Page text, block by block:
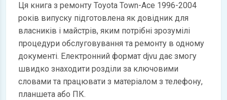
Ця книга з ремонту Toyota Town-Ace 1996-2004
років випуску підготовлена як довідник для
власників і майстрів, яким потрібні зрозумілі
процедури обслуговування та ремонту в одному
документі. Електронний формат djvu дає змогу
швидко знаходити розділи за ключовими
словами та працювати з матеріалом з телефону,
планшета або ПК.